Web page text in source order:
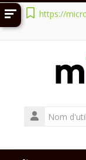
Passer au contenu
https://
Nom
d'utilisateur